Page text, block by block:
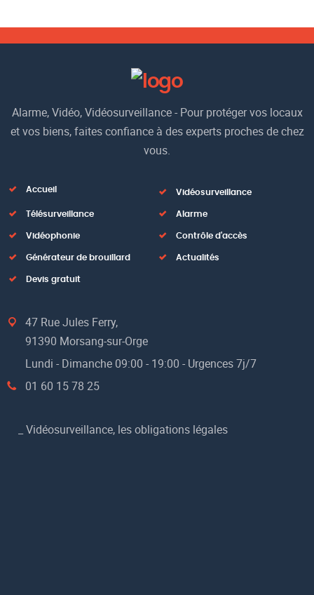
Alarme, Vidéo, Vidéosurveillance - Pour protéger vos locaux
et vos biens, faites confiance à des experts proches de chez
vous.
Accueil Vidéosurveillance
Télésurveillance Alarme
Vidéophonie Contrôle d'accès
Générateur de brouillard Actualités
Devis gratuit
47 Rue Jules Ferry,
91390 Morsang-sur-Orge
Lundi - Dimanche 09:00 - 19:00 - Urgences 7j/7
01 60 15 78 25
Vidéosurveillance, les obligations légales